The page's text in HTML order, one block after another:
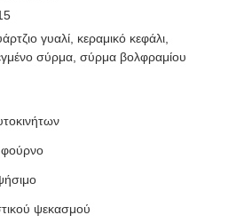
γυαλί, κεραμικό κεφάλι,
σύρμα, σύρμα βολφραμίου
ψεκασμού